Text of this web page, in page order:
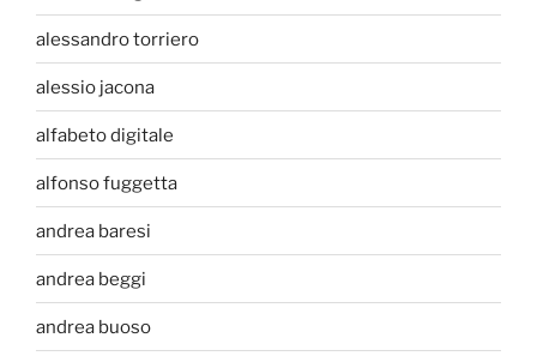
alessandro torriero
alessio jacona
alfabeto digitale
alfonso fuggetta
andrea baresi
andrea beggi
andrea buoso